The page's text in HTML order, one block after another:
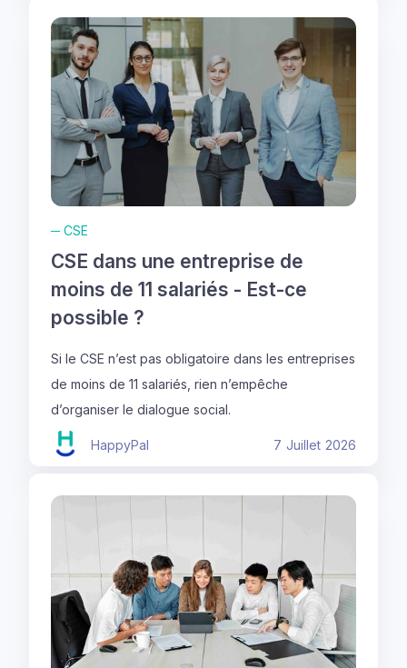
─ CSE
CSE dans une entreprise de
moins de 11 salariés - Est-ce
possible ?
Si le CSE n’est pas obligatoire dans les entreprises
de moins de 11 salariés, rien n’empêche
d’organiser le dialogue social.
HappyPal 7 Juillet 2026